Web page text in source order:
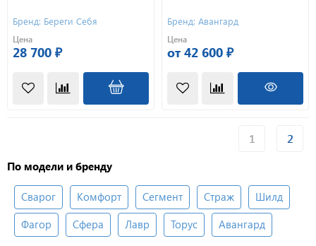
Бренд: Береги Себя
Цена
28 700 ₽
Бренд: Авангард
Цена
от 42 600 ₽
1 2
По модели и бренду
Сварог Комфорт Сегмент Страж
Шилд
Фагор
Сфера Лавр Торус Авангард